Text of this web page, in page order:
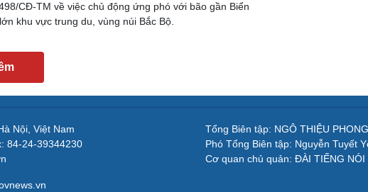
CĐ-TM về việc chủ động ứng phó với bão gần Biển
khu vực trung du, vùng núi Bắc Bộ.
Nội, Việt Nam
84-24-39344230
Tổng Biên tập: NGÔ THIỆU PHONG
Phó Tổng Biên tập: Nguyễn Tuyết
Cơ quan chủ quản: ĐÀI TIẾNG NÓI